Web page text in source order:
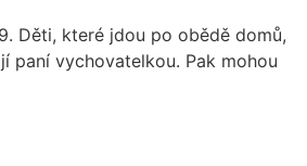
Děti, které jdou po obědě domů,
paní vychovatelkou. Pak mohou